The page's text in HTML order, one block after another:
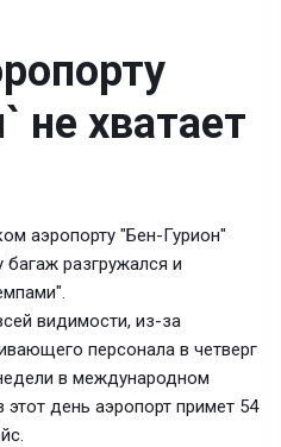
не хватает
аэропорту "Бен-Гурион"
разгружался и
видимости, из-за
персонала в четверг
в международном
день аэропорт примет 54